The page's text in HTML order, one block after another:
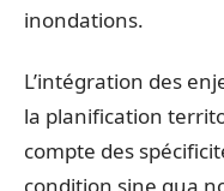
inondations.
L’intégration des
la planification
compte des